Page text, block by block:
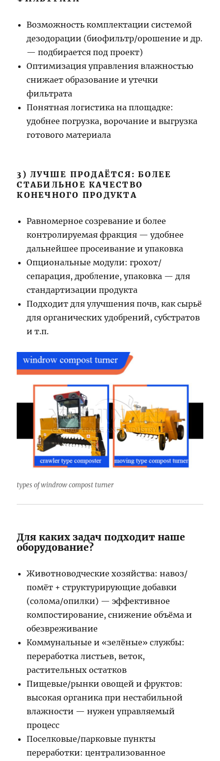
Возможность комплектации системой
дезодорации (биофильтр/орошение и др.
— подбирается под проект)
Оптимизация управления влажностью
снижает образование и утечки
фильтрата
Понятная логистика на площадке:
удобнее погрузка, ворочание и выгрузка
готового материала
3) ЛУЧШЕ ПРОДАЁТСЯ: БОЛЕЕ
СТАБИЛЬНОЕ КАЧЕСТВО
КОНЕЧНОГО ПРОДУКТА
Равномерное созревание и более
контролируемая фракция — удобнее
дальнейшее просеивание и упаковка
Опциональные модули: грохот/
сепарация, дробление, упаковка — для
стандартизации продукта
Подходит для улучшения почв, как сырьё
для органических удобрений, субстратов
и т.п.
types of windrow compost turner
Для каких задач подходит наше
оборудование?
Животноводческие хозяйства: навоз/
помёт + структурирующие добавки
(солома/опилки) — эффективное
компостирование, снижение объёма и
обезвреживание
Коммунальные и «зелёные» службы:
переработка листьев, веток,
растительных остатков
Пищевые/рынки овощей и фруктов:
высокая органика при нестабильной
влажности — нужен управляемый
процесс
Поселковые/парковые пункты
переработки: централизованное